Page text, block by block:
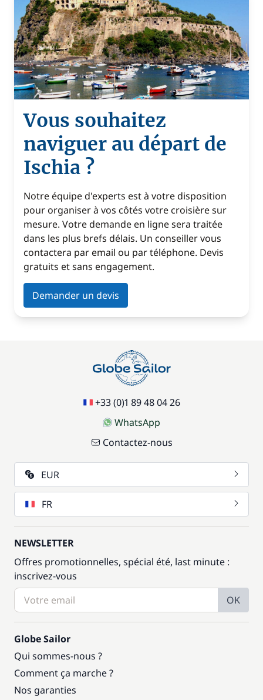
Vous souhaitez
naviguer au départ de
Ischia ?
Notre équipe d'experts est à votre disposition
pour organiser à vos côtés votre croisière sur
mesure. Votre demande en ligne sera traitée
dans les plus brefs délais. Un conseiller vous
contactera par email ou par téléphone. Devis
gratuits et sans engagement.
Demander un devis
+33 (0)1 89 48 04 26
WhatsApp
Contactez-nous
EUR
FR
NEWSLETTER
Offres promotionnelles, spécial été, last minute :
inscrivez-vous
OK
Globe Sailor
Qui sommes-nous ?
Comment ça marche ?
Nos garanties